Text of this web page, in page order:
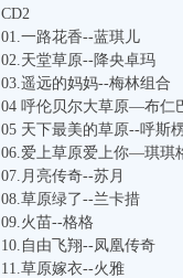
CD2
01.一路花香--蓝琪儿
02.天堂草原--降央卓玛
03.遥远的妈妈--梅林组合
04 呼伦贝尔大草原—布仁
05 天下最美的草原--呼斯
06.爱上草原爱上你—琪琪
07.月亮传奇--苏月
08.草原绿了--兰卡措
09.火苗--格格
10.自由飞翔--凤凰传奇
11.草原嫁衣--火雅